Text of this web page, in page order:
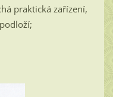
praktická zařízení,